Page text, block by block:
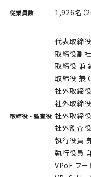
従業員数 1,926名（
取締役・監査役
代表取締
取締役副
取締役 兼
取締役 兼
社外取締
社外取締
社外取締
社外監査
執行役員
執行役員
VPoF フー